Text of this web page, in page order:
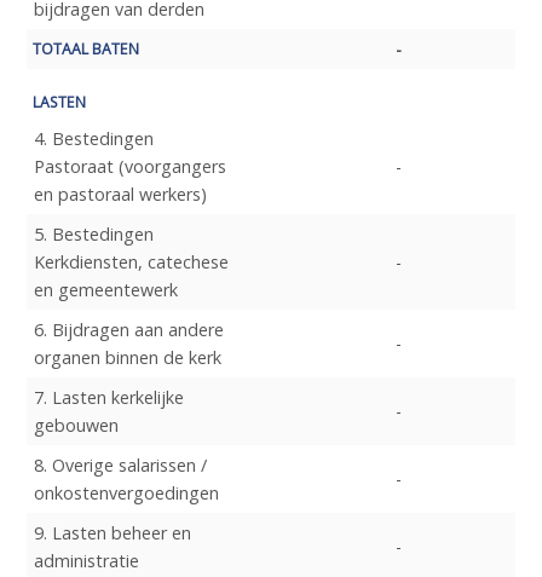
bijdragen van derden
TOTAAL BATEN
LASTEN
4. Bestedingen
Pastoraat (voorgangers
en pastoraal werkers)
5. Bestedingen
Kerkdiensten, catechese
en gemeentewerk
6. Bijdragen aan andere
organen binnen de kerk
7. Lasten kerkelijke
gebouwen
8. Overige salarissen /
onkostenvergoedingen
9. Lasten beheer en
administratie